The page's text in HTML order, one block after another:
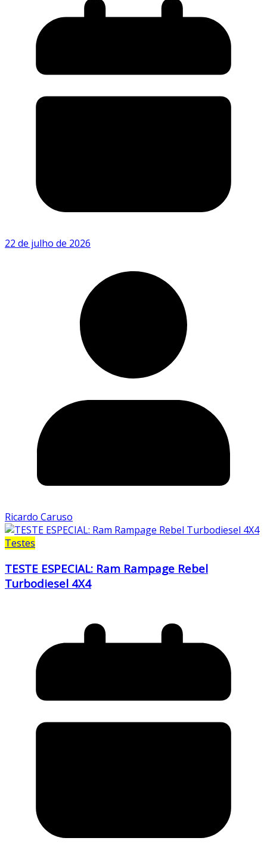
22 de julho de 2026
Ricardo Caruso
Testes
TESTE ESPECIAL: Ram Rampage Rebel
Turbodiesel 4X4